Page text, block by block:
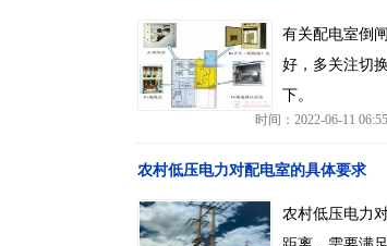
有关配电室倒
好，多关注切
下。
时间：2022-06-11
农村低压电力对配电室的具体要求
农村低压电力